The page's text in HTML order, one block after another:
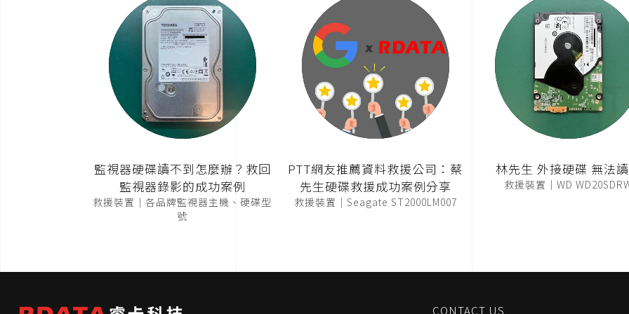
監視器硬碟讀不到怎麼辦？救回
監視器錄影的成功案例
救援裝置｜各品牌監視器主機、硬碟型
號
PTT網友推薦資料救援公司：蔡
先生硬碟救援成功案例分享
救援裝置｜Seagate ST2000LM007
林先生 外接硬碟 無法
救援裝置｜WD
CONTACT US